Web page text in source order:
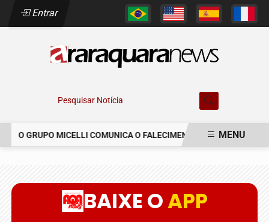
Entrar
Pesquisar Notícia
O GRUPO MICELLI COMUNICA O FALECIMENTO DO SR. MARCELO
MENU
BAIXE OAPP